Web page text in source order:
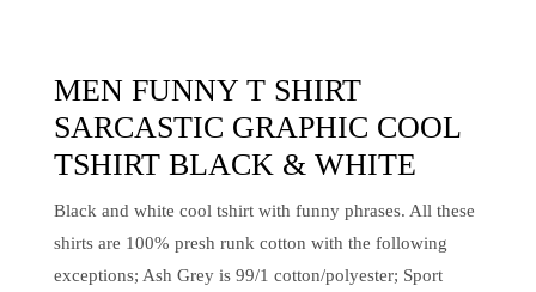
MEN FUNNY T SHIRT
SARCASTIC GRAPHIC COOL
TSHIRT BLACK & WHITE
Black and white cool tshirt with funny phrases. All these
shirts are 100% presh runk cotton with the following
exceptions; Ash Grey is 99/1 cotton/polyester; Sport